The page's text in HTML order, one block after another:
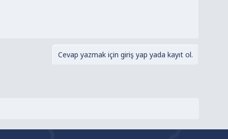
Cevap yazmak için giriş yap yada kayıt ol.